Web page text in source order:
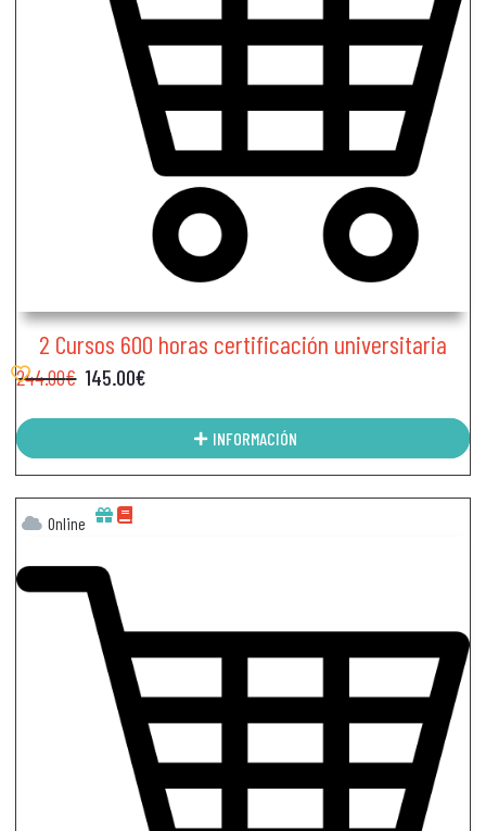
2 Cursos 600 horas certificación universitaria
244.00€ 145.00€
INFORMACIÓN
Online